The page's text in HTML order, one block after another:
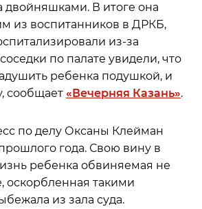
двойняшками. В итоге она
из воспитанников в ДРКБ,
из-за
по палате увидели, что
ребенка подушкой, и
сообщает «Вечерняя Казань».
по делу Оксаны Клейман
года. Свою вину в
ребенка обвиняемая не
оскорбленная такими
из зала суда.